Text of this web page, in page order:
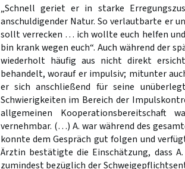
„Schnell geriet er in starke
anschuldigender Natur. So verlautbarte er
sollt verrecken … ich wollte euch helfen
bin krank wegen euch“. Auch während der
wiederholt häufig aus nicht direkt
behandelt, worauf er impulsiv; mitunter
er sich anschließend für seine
Schwierigkeiten im Bereich der
allgemeinen Kooperationsbereitschaft
vernehmbar. (…) A. war während des
konnte dem Gespräch gut folgen und
Ärztin bestätigte die Einschätzung, dass
zumindest bezüglich der